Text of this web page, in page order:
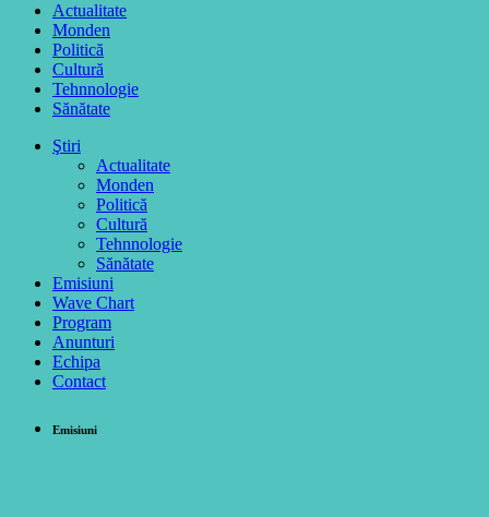
Actualitate
Monden
Politică
Cultură
Tehnnologie
Sănătate
Ştiri
Actualitate
Monden
Politică
Cultură
Tehnnologie
Sănătate
Emisiuni
Wave Chart
Program
Anunturi
Echipa
Contact
Emisiuni